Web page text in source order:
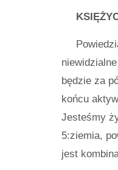
będzie za
końcu
Jesteśmy
5:ziemia,
jest